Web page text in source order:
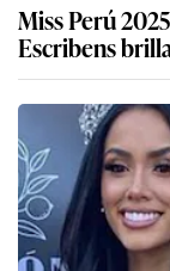
Miss Perú
Escribens